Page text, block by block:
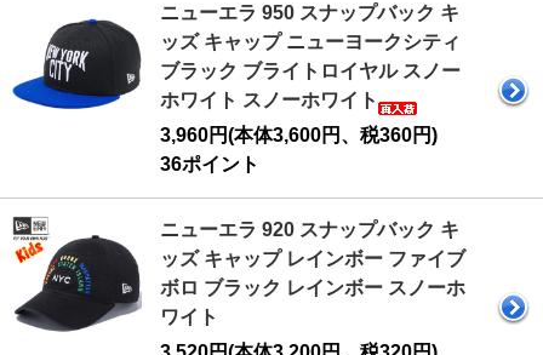
ニューエラ 950 スナップバック キ
ッズ キャップ ニューヨークシティ
ブラック ブライトロイヤル スノー
ホワイト スノーホワイト
3,960円(本体3,600円、税360円)
36ポイント
ニューエラ 920 スナップバック キ
ッズ キャップ レインボー ファイブ
ボロ ブラック レインボー スノーホ
ワイト